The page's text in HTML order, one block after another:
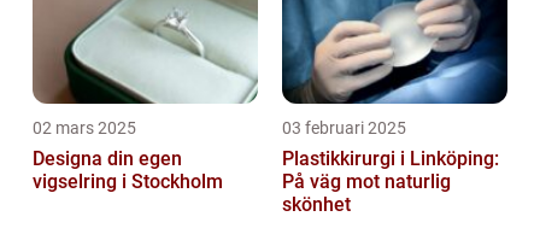
02 mars 2025
Designa din egen
vigselring i Stockholm
03 februari 2025
Plastikkirurgi i Linköping:
På väg mot naturlig
skönhet